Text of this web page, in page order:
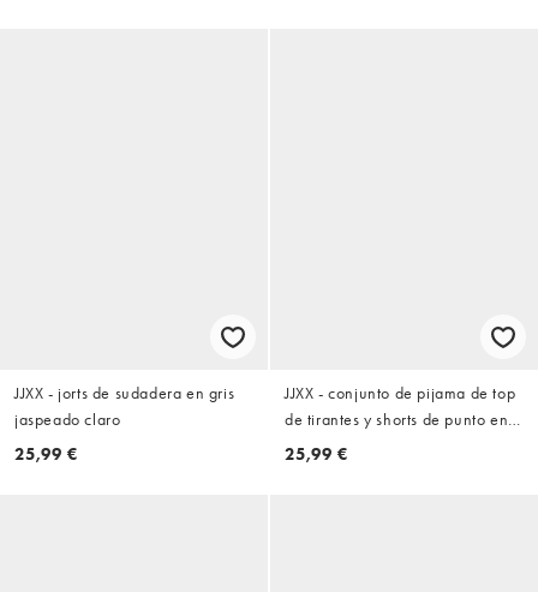
JJXX - jorts de sudadera en gris
jaspeado claro
25,99 €
JJXX - conjunto de pijama de top
de tirantes y shorts de punto en
negro
25,99 €